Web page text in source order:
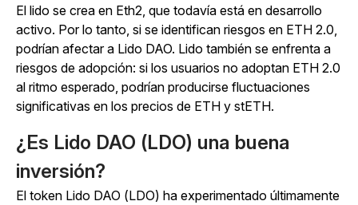
El lido se crea en Eth2, que todavía está en desarrollo
activo. Por lo tanto, si se identifican riesgos en ETH 2.0,
podrían afectar a Lido DAO. Lido también se enfrenta a
riesgos de adopción: si los usuarios no adoptan ETH 2.0
al ritmo esperado, podrían producirse fluctuaciones
significativas en los precios de ETH y stETH.
¿Es Lido DAO (LDO) una buena
inversión?
El token Lido DAO (LDO) ha experimentado últimamente